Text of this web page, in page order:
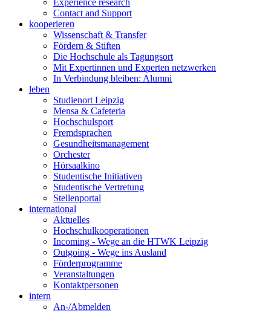
Experience research
Contact and Support
kooperieren
Wissenschaft & Transfer
Fördern & Stiften
Die Hochschule als Tagungsort
Mit Expertinnen und Experten netzwerken
In Verbindung bleiben: Alumni
leben
Studienort Leipzig
Mensa & Cafeteria
Hochschulsport
Fremdsprachen
Gesundheitsmanagement
Orchester
Hörsaalkino
Studentische Initiativen
Studentische Vertretung
Stellenportal
international
Aktuelles
Hochschulkooperationen
Incoming - Wege an die HTWK Leipzig
Outgoing - Wege ins Ausland
Förderprogramme
Veranstaltungen
Kontaktpersonen
intern
An-/Abmelden